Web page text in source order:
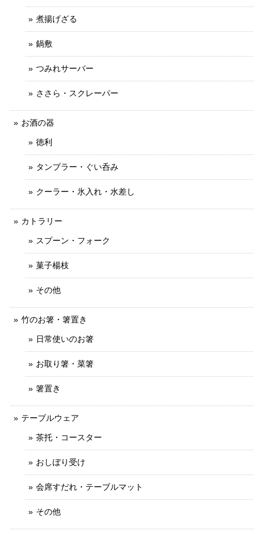
煮揚げざる
鍋敷
つみれサーバー
ささら・スクレーパー
お酒の器
徳利
タンブラー・ぐい呑み
クーラー・氷入れ・水差し
カトラリー
スプーン・フォーク
菓子楊枝
その他
竹のお箸・箸置き
日常使いのお箸
お取り箸・菜箸
箸置き
テーブルウェア
茶托・コースター
おしぼり受け
会席すだれ・テーブルマット
その他